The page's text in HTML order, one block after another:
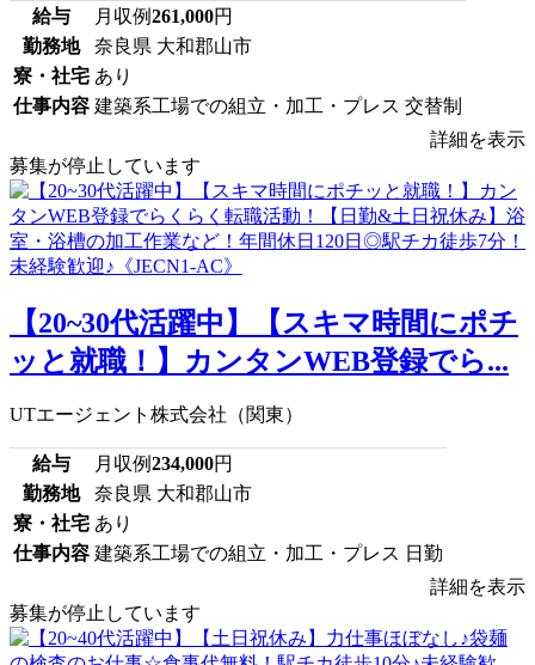
給与 月収例261,000円
勤務地
奈良県 大和郡山市
寮・社宅 あり
仕事内容 建築系工場での組立・加工・プレス 交替制
詳細を表示
募集が停止しています
【20~30代活躍中】【スキマ時間にポチ
ッと就職！】カンタンWEB登録でら...
UTエージェント株式会社（関東）
給与 月収例234,000円
勤務地
奈良県 大和郡山市
寮・社宅 あり
仕事内容 建築系工場での組立・加工・プレス 日勤
詳細を表示
募集が停止しています